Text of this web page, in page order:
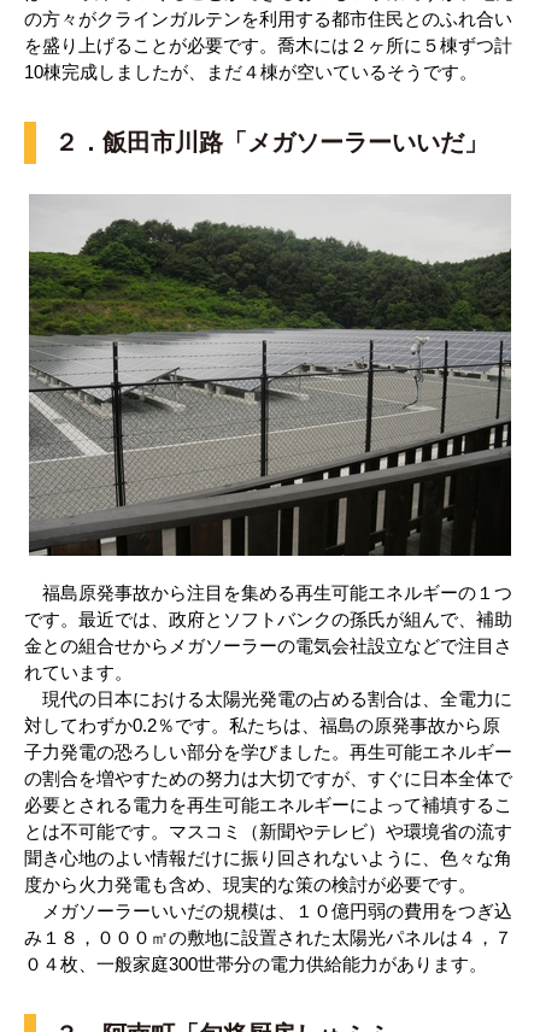
の方々がクラインガルテンを利用する都市住民とのふれ合い
を盛り上げることが必要です。喬木には２ヶ所に５棟ずつ計
10棟完成しましたが、まだ４棟が空いているそうです。
２．飯田市川路「メガソーラーいいだ」
福島原発事故から注目を集める再生可能エネルギーの１つ
です。最近では、政府とソフトバンクの孫氏が組んで、補助
金との組合せからメガソーラーの電気会社設立などで注目さ
れています。
現代の日本における太陽光発電の占める割合は、全電力に
対してわずか0.2％です。私たちは、福島の原発事故から原
子力発電の恐ろしい部分を学びました。再生可能エネルギー
の割合を増やすための努力は大切ですが、すぐに日本全体で
必要とされる電力を再生可能エネルギーによって補填するこ
とは不可能です。マスコミ（新聞やテレビ）や環境省の流す
聞き心地のよい情報だけに振り回されないように、色々な角
度から火力発電も含め、現実的な策の検討が必要です。
メガソーラーいいだの規模は、１０億円弱の費用をつぎ込
み１８，０００㎡の敷地に設置された太陽光パネルは４，７
０４枚、一般家庭300世帯分の電力供給能力があります。